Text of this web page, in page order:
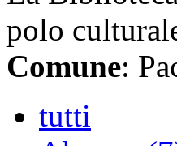
polo
Comune:
tutti